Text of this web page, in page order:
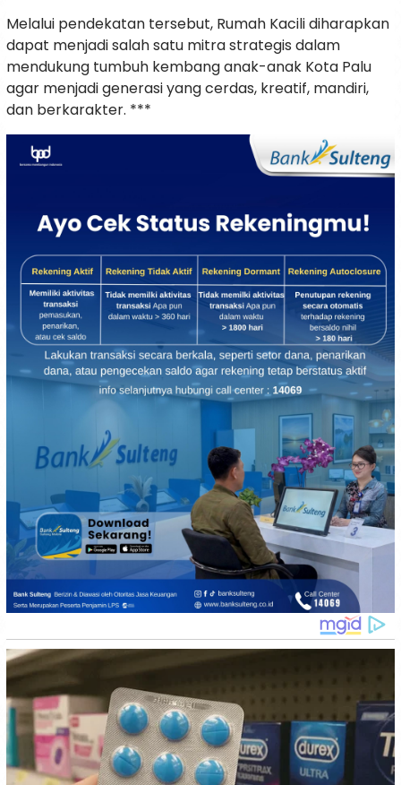
Melalui pendekatan tersebut, Rumah Kacili diharapkan
dapat menjadi salah satu mitra strategis dalam
mendukung tumbuh kembang anak-anak Kota Palu
agar menjadi generasi yang cerdas, kreatif, mandiri,
dan berkarakter. ***